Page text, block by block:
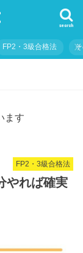
search
FP2・3級合格法
ます
FP2・3級合格法
やれば確実